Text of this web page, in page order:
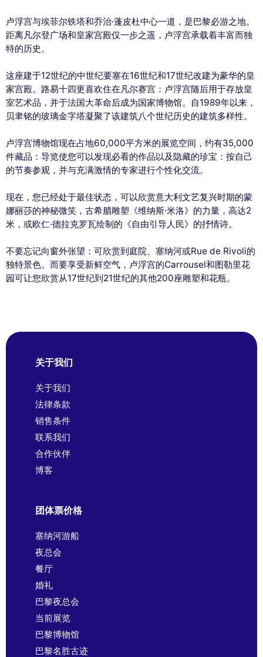
卢浮宫与埃菲尔铁塔和乔治·蓬皮杜中心一道，是巴黎必游之地。
距离凡尔登广场和皇家宫殿仅一步之遥，卢浮宫承载着丰富而独
特的历史。
这座建于12世纪的中世纪要塞在16世纪和17世纪改建为豪华的皇
家宫殿。路易十四更喜欢住在凡尔赛宫：卢浮宫随后用于存放皇
室艺术品，并于法国大革命后成为国家博物馆。自1989年以来，
贝聿铭的玻璃金字塔凝聚了该建筑八个世纪历史的建筑多样性。
卢浮宫博物馆现在占地60,000平方米的展览空间，约有35,000
件藏品：导览使您可以发现必看的作品以及隐藏的珍宝：按自己
的节奏参观，并与充满激情的专家进行个性化交流。
现在，您已经处于最佳状态，可以欣赏意大利文艺复兴时期的蒙
娜丽莎的神秘微笑，古希腊雕塑《维纳斯·米洛》的力量，高达2
米，或欧仁·德拉克罗瓦绘制的《自由引导人民》的抒情诗。
不要忘记向窗外张望：可欣赏到庭院、塞纳河或Rue de Rivoli的
独特景色。而要享受新鲜空气，卢浮宫的Carrousel和图勒里花
园可让您欣赏从17世纪到21世纪的其他200座雕塑和花瓶。
关于我们
关于我们
法律条款
销售条件
联系我们
合作伙伴
博客
团体票价格
塞纳河游船
夜总会
餐厅
婚礼
巴黎夜总会
当前展览
巴黎博物馆
巴黎名胜古迹